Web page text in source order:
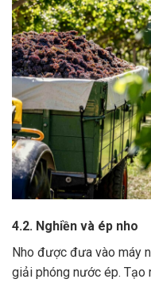
4.2. Nghiền và ép nho
Nho được đưa vào máy
giải phóng nước ép. Tạo